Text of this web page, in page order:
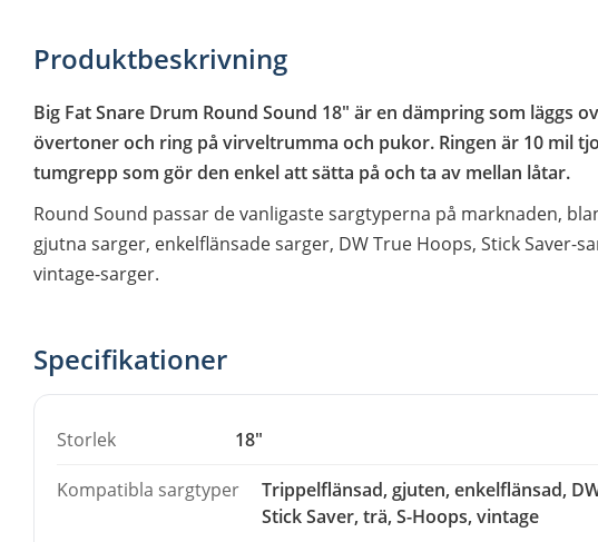
Produktbeskrivning
Big Fat Snare Drum Round Sound 18" är en dämpring som läggs
övertoner och ring på virveltrumma och pukor. Ringen är 10 mil
tumgrepp som gör den enkel att sätta på och ta av mellan låtar.
Round Sound passar de vanligaste sargtyperna på marknaden,
gjutna sarger, enkelflänsade sarger, DW True Hoops, Stick Saver-
vintage-sarger.
Specifikationer
Storlek 18"
Kompatibla sargtyper
Trippelflänsad, gjuten, enkelflänsad,
Stick Saver, trä, S-Hoops, vintage